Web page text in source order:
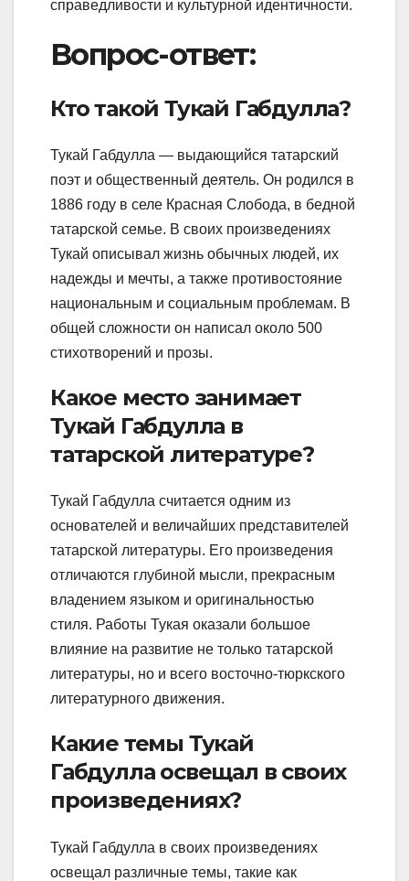
справедливости и культурной идентичности.
Вопрос-ответ:
Кто такой Тукай Габдулла?
Тукай Габдулла — выдающийся татарский
поэт и общественный деятель. Он родился в
1886 году в селе Красная Слобода, в бедной
татарской семье. В своих произведениях
Тукай описывал жизнь обычных людей, их
надежды и мечты, а также противостояние
национальным и социальным проблемам. В
общей сложности он написал около 500
стихотворений и прозы.
Какое место занимает
Тукай Габдулла в
татарской литературе?
Тукай Габдулла считается одним из
основателей и величайших представителей
татарской литературы. Его произведения
отличаются глубиной мысли, прекрасным
владением языком и оригинальностью
стиля. Работы Тукая оказали большое
влияние на развитие не только татарской
литературы, но и всего восточно-тюркского
литературного движения.
Какие темы Тукай
Габдулла освещал в своих
произведениях?
Тукай Габдулла в своих произведениях
освещал различные темы, такие как